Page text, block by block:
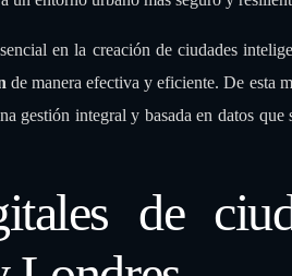
en la creación de ciudades
de manera efectiva y eficiente. De esta
gestión integral y basada en datos que
de